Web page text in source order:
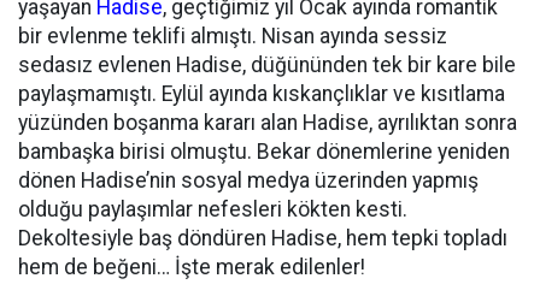
yaşayan Hadise, geçtiğimiz yıl Ocak ayında romantik
bir evlenme teklifi almıştı. Nisan ayında sessiz
sedasız evlenen Hadise, düğününden tek bir kare bile
paylaşmamıştı. Eylül ayında kıskançlıklar ve kısıtlama
yüzünden boşanma kararı alan Hadise, ayrılıktan sonra
bambaşka birisi olmuştu. Bekar dönemlerine yeniden
dönen Hadise’nin sosyal medya üzerinden yapmış
olduğu paylaşımlar nefesleri kökten kesti.
Dekoltesiyle baş döndüren Hadise, hem tepki topladı
hem de beğeni… İşte merak edilenler!